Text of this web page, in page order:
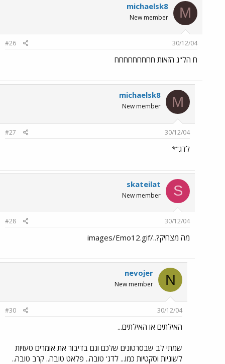
M
michaelsk8
New member
30/12/04
#26
ח הל"ג הזאות חחחחחחחחח
M
michaelsk8
New member
30/12/04
#27
לדג"*
S
skateilat
New member
30/12/04
#28
מה מצחיק?../images/Emo12.gif
N
nevojer
New member
30/12/04
#30
האילתים או האילתים...
שמתי לב שבסרטונים שלכם וגם בדיבור את אומרים טעויות
לשוניות וסקטיות כמו... לדג' טובה.. פלאט טובה.. קרב טובה..